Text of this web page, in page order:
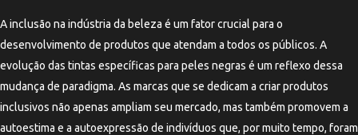
A inclusão na indústria da beleza é um fator crucial para o
desenvolvimento de produtos que atendam a todos os públicos. A
evolução das tintas específicas para peles negras é um reflexo dessa
mudança de paradigma. As marcas que se dedicam a criar produtos
inclusivos não apenas ampliam seu mercado, mas também promovem a
autoestima e a autoexpressão de indivíduos que, por muito tempo, foram